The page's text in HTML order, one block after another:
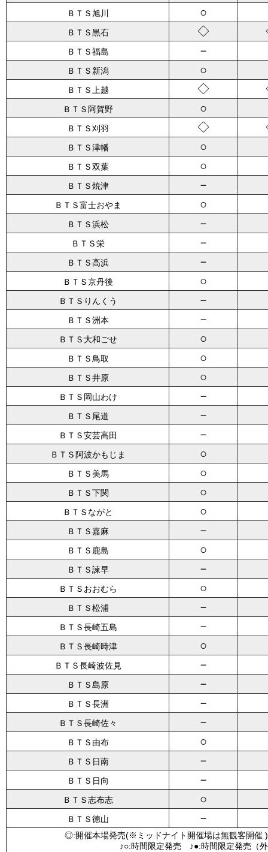
ＢＴＳ旭川 ○
ＢＴＳ黒石 ◇
ＢＴＳ福島 －
ＢＴＳ新潟 ○
ＢＴＳ上越 ◇
ＢＴＳ阿賀野 ○
ＢＴＳ刈羽 ◇
ＢＴＳ津幡 ○
ＢＴＳ双葉 ○
ＢＴＳ焼津 －
ＢＴＳ富士おやま ○
ＢＴＳ浜松 －
ＢＴＳ栄 －
ＢＴＳ高浜 －
ＢＴＳ京丹後 ○
ＢＴＳりんくう －
ＢＴＳ洲本 －
ＢＴＳ大和ごせ ○
ＢＴＳ鳥取 ○
ＢＴＳ井原 ○
ＢＴＳ岡山わけ －
ＢＴＳ尾道 －
ＢＴＳ安芸高田 －
ＢＴＳ阿波かもじま ○
ＢＴＳ美馬 ○
ＢＴＳ下関 ○
ＢＴＳながと ○
ＢＴＳ嘉麻 －
ＢＴＳ鹿島 ○
ＢＴＳ諫早 －
ＢＴＳおおむら ○
ＢＴＳ松浦 －
ＢＴＳ長崎五島 －
ＢＴＳ長崎時津 ○
ＢＴＳ長崎波佐見 －
ＢＴＳ島原 －
ＢＴＳ長洲 －
ＢＴＳ長崎佐々 －
ＢＴＳ由布 ○
ＢＴＳ日南 －
ＢＴＳ日向 －
ＢＴＳ志布志 ○
ＢＴＳ徳山 －
◎:開催本場発売(※ミッドナイト開催場は無観客
♪○:時間限定発売 ♪●:時間限定発売